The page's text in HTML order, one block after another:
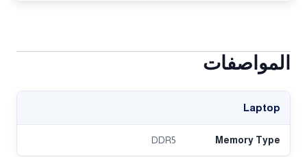
المواصفات
Laptop
Memory Type
DDR5